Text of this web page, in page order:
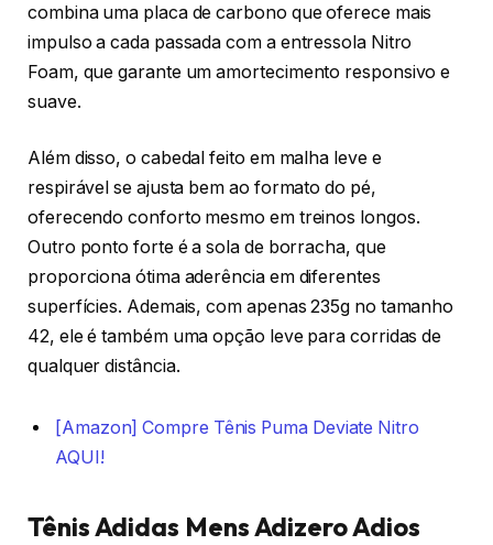
combina uma placa de carbono que oferece mais
impulso a cada passada com a entressola Nitro
Foam, que garante um amortecimento responsivo e
suave.
Além disso, o cabedal feito em malha leve e
respirável se ajusta bem ao formato do pé,
oferecendo conforto mesmo em treinos longos.
Outro ponto forte é a sola de borracha, que
proporciona ótima aderência em diferentes
superfícies. Ademais, com apenas 235g no tamanho
42, ele é também uma opção leve para corridas de
qualquer distância.
[Amazon] Compre Tênis Puma Deviate Nitro
AQUI!
Tênis Adidas Mens Adizero Adios